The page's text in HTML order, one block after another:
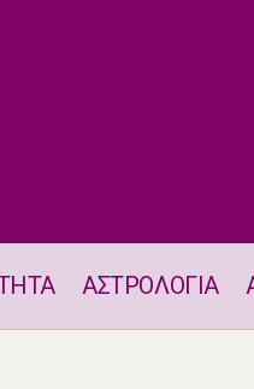
ΑΣΤΡΟΛΟΓΙΑ